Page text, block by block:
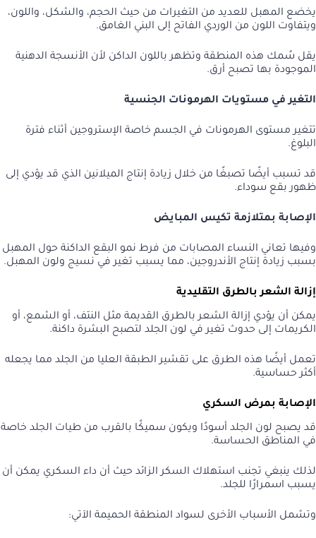
يخضع المهبل للعديد من التغيرات من حيث الحجم، والشكل، واللون،
ويتفاوت اللون من الوردي الفاتح إلى البني الغامق.
يقل سُمك هذه المنطقة وتظهر باللون الداكن لأن الأنسجة الدهنية
الموجودة بها تصبح أرق.
التغير في مستويات الهرمونات الجنسية
تتغير مستوى الهرمونات في الجسم خاصة الإستروجين أثناء فترة
البلوغ.
قد تسبب أيضًا تصبغًا من خلال زيادة إنتاج الميلانين الذي قد يؤدي إلى
ظهور بقع سوداء.
الإصابة بمتلازمة تكيس المبايض
وفيها تعاني النساء المصابات من فرط نمو البقع الداكنة حول المهبل
بسبب زيادة إنتاج الأندروجين، مما يسبب تغير في نسيج ولون المهبل.
إزالة الشعر بالطرق التقليدية
يمكن أن يؤدي إزالة الشعر بالطرق القديمة مثل النتف، أو الشمع، أو
الكريمات إلى حدوث تغير في لون الجلد لتصبح البشرة داكنة.
تعمل أيضًا هذه الطرق على تقشير الطبقة العليا من الجلد مما يجعله
أكثر حساسية.
الإصابة بمرض السكري
قد يصبح لون الجلد أسودًا ويكون سميكًا بالقرب من طيات الجلد خاصة
في المناطق الحساسة.
لذلك ينبغي تجنب استهلاك السكر الزائد حيث أن داء السكري يمكن أن
يسبب اسمرارًا للجلد.
وتشمل الأسباب الأخرى لسواد المنطقة الحميمة الآتي: